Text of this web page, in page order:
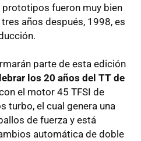
fueron muy bien
años después, 1998, es
parte de esta edición
los 20 años del TT de
el motor 45 TFSI de
turbo, el cual genera una
de fuerza y está
automática de doble